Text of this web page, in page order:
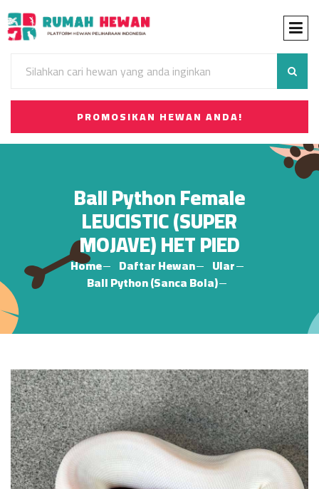
PROMOSIKAN HEWAN ANDA!
Ball Python Female
LEUCISTIC (SUPER
MOJAVE) HET PIED
Home Daftar Hewan
Ular
Ball Python (Sanca Bola)